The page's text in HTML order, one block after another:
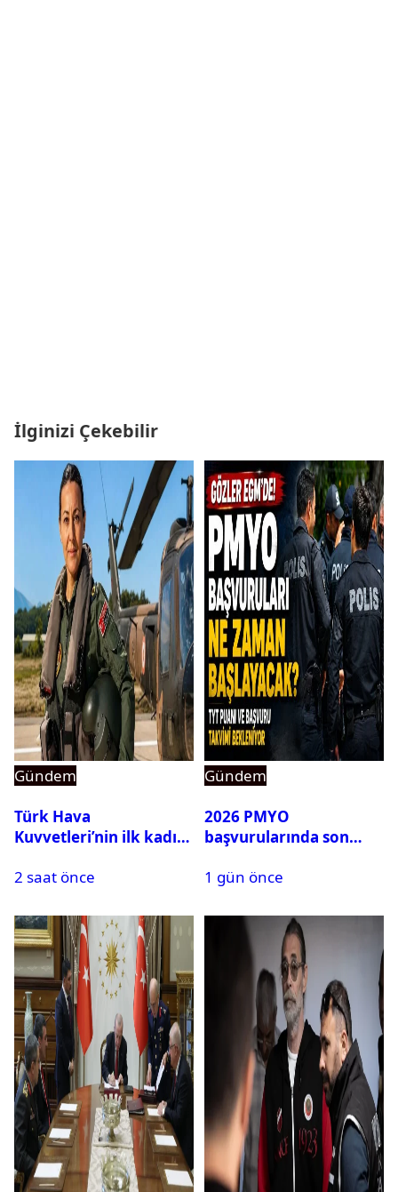
İlginizi Çekebilir
Gündem
Türk Hava
Kuvvetleri’nin ilk kadın
Karapınar hakkında
ortaya çıktı
2 saat önce
Gündem
2026 PMYO
başvurularında son
1 gün önce